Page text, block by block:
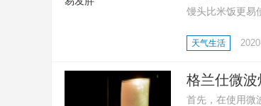
馒头比米饭更易
天气生活
格兰仕微
首先，在使用微